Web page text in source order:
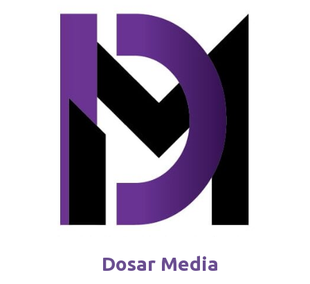
Mai puțini bani pentru Ucraina din
partea UE: „Nu toate cond
Dosar Media